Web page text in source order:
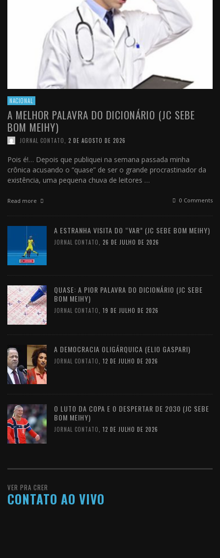
NACIONAL
A MELHOR PALAVRA DO DICIONÁRIO (JC SEBE
BOM MEIHY)
JORNAL CONTATO, 2 DE AGOSTO DE 2026
Pois é!… Depois que publiquei na semana passada minha
crônica acusando o “quase” de ser o grande procrastinador da
existência, uma pequena chuva de leitores …
Read more 0 Comments
A ESTRANHA VISITA DO “VAR” (JC SEBE BOM MEIHY)
JORNAL CONTATO 26 DE JULHO DE 2026
QUASE: A PIOR PALAVRA DO DICIONÁRIO (JC SEBE
BOM MEIHY)
JORNAL CONTATO 19 DE JULHO DE 2026
A DEMOCRACIA OLIGÁRQUICA (ELIO GASPARI)
JORNAL CONTATO 12 DE JULHO DE 2026
O LUTO DA COPA E O DESPERTAR DE 2030 (JC SEBE
BOM MEIHY)
JORNAL CONTATO 12 DE JULHO DE 2026
VER PRA CRER
CONTATO AO VIVO